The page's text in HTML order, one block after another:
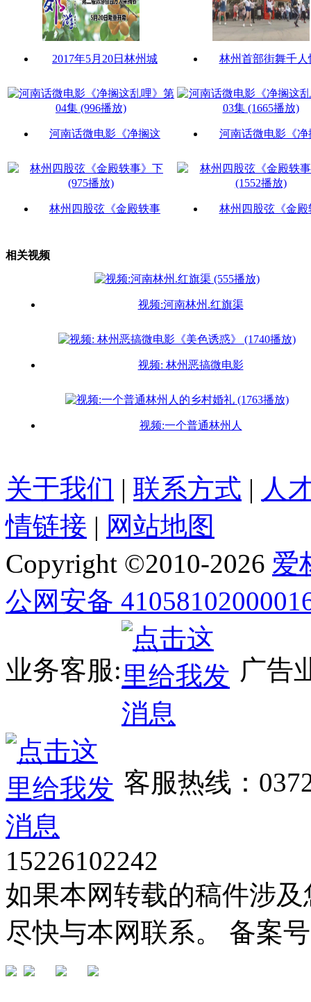
2017年5月20日林州城 林州首部街舞千人
河南话微电影《净搁这 河南话微电影《净
林州四股弦《金殿轶事 林州四股弦《金殿
相关视频
视频:河南林州.红旗渠
视频: 林州恶搞微电影
视频:一个普通林州人
关于我们 | 联系方式 | 人
情链接 | 网站地图
Copyright ©2010-2026 爱
公网安备
业务客服: 广告
客服热线：
15226102242
如果本网转载的稿件涉
尽快与本网联系。 备案